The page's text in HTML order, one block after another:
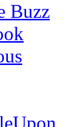
Buzz